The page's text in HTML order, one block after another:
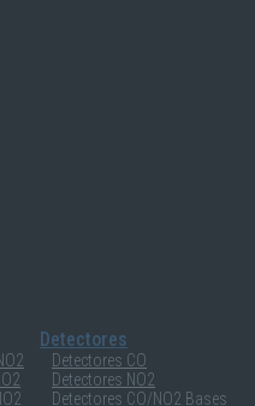
Detectores
Detectores CO
Detectores NO2
Detectores CO/NO2 Bases